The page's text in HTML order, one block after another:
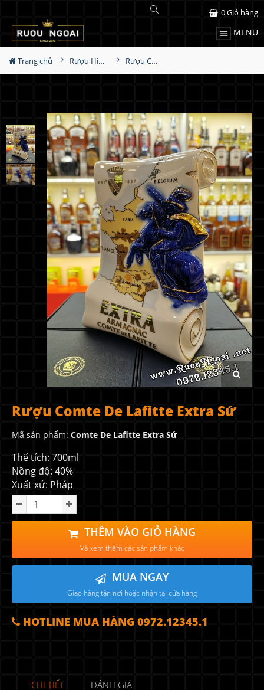
MENU
0Giỏ hàng
Trang chủ Rượu Hiếm - Cũ Rượu Comte De Lafitte Extra Sứ
Rượu Comte De Lafitte Extra Sứ
Mã sản phẩm: Comte De Lafitte Extra Sứ
Thể tích: 700ml
Nồng độ: 40%
Xuất xứ: Pháp
THÊM VÀO GIỎ HÀNG
Và xem thêm các sản phẩm khác
MUA NGAY
Giao hàng tận nơi hoặc nhận tại cửa hàng
HOTLINE MUA HÀNG 0972.12345.1
CHI TIẾT ĐÁNH GIÁ